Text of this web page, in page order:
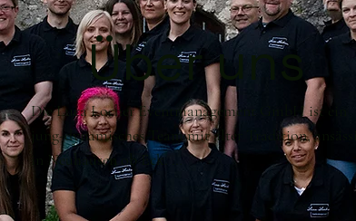
Über uns
Die Luca Locher Eventmanagement GmbH ist ein
jung-dynamisches Team mit alter Tradition, ansässig
in Neuhausen ob Eck.
Wir sind in einem Erlebniszeitalter, in dem
gemeinsame Momente den höchsten Stellenwert